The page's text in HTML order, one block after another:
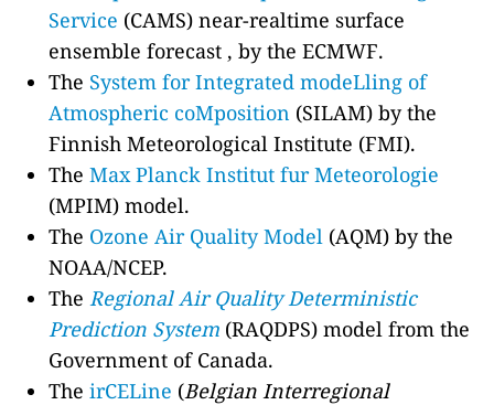
Service (CAMS) near-realtime surface
ensemble forecast , by the ECMWF.
The System for Integrated modeLling of
Atmospheric coMposition (SILAM) by the
Finnish Meteorological Institute (FMI).
TheMax Planck Institut fur Meteorologie
(MPIM) model.
The Ozone Air Quality Model (AQM) by the
NOAA/NCEP.
TheRegional Air Quality Deterministic
Prediction System (RAQDPS) model from the
Government of Canada.
TheirCELine (Belgian Interregional